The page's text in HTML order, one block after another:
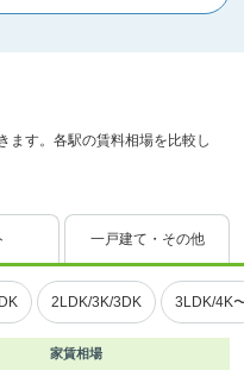
ます。各駅の賃料相場を比較し
一戸建て・その他
2LDK/3K/3DK 3LDK/4K
家賃相場